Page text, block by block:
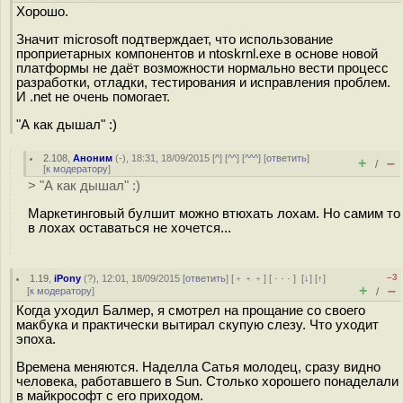
Хорошо.
Значит microsoft подтверждает, что использование
проприетарных компонентов и ntoskrnl.exe в основе новой
платформы не даёт возможности нормально вести процесс
разработки, отладки, тестирования и исправления проблем.
И .net не очень помогает.
"А как дышал" :)
2.108 ,Аноним (-), 18:31, 18/09/2015 [^] [^^] [^^^] [ответить]
[к модератору] + / –
> "А как дышал" :)
Маркетинговый булшит можно втюхать лохам. Но самим то
в лохах оставаться не хочется...
1.19 ,iPony (?), 12:01, 18/09/2015 [ответить] [ ﹢﹢﹢] [ · · ·][↓] [↑]
[к модератору]
–3
+ / –
Когда уходил Балмер, я смотрел на прощание со своего
макбука и практически вытирал скупую слезу. Что уходит
эпоха.
Времена меняются. Наделла Сатья молодец, сразу видно
человека, работавшего в Sun. Столько хорошего понаделали
в майкрософт с его приходом.